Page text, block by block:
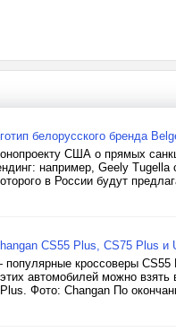
белорусского бренда
США о прямых
например, Geely Tugella
в России будут
CS55 Plus, CS75 Plus и
кроссоверы
автомобилей можно
Фото: Changan По